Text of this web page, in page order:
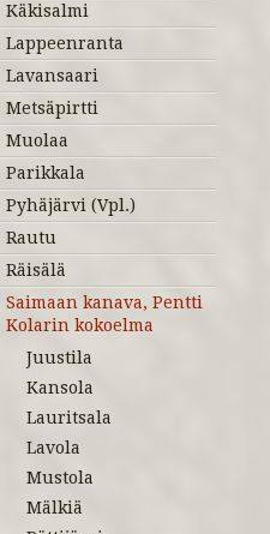
Käkisalmi
Lappeenranta
Lavansaari
Metsäpirtti
Muolaa
Parikkala
Pyhäjärvi (Vpl.)
Rautu
Räisälä
Saimaan kanava, Pentti
Kolarin kokoelma
Juustila
Kansola
Lauritsala
Lavola
Mustola
Mälkiä